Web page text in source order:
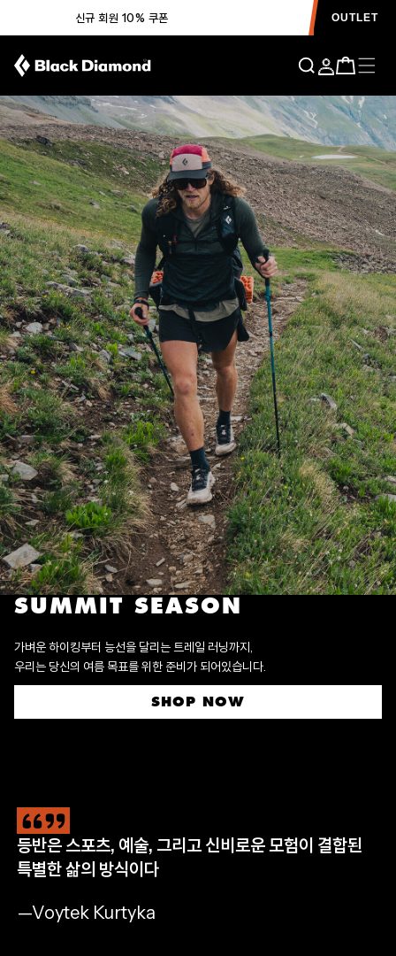
신규 회원 10% 쿠폰 OUTLET
SUMMIT SEASON
가벼운 하이킹부터 능선을 달리는 트레일 러닝까지,
우리는 당신의 여름 목표를 위한 준비가 되어있습니다.
SHOP NOW
등반은 스포츠, 예술, 그리고 신비로운 모험이 결합된
특별한 삶의 방식이다
—Voytek Kurtyka
CLIMB
완등을 위한 필수 장비
SHOP NOW
HIKE
자연으로 나아갈 완벽한 준비
SHOP NOW
RUN
멈추지 않는 산악 트레일 러닝
SHOP NOW
APPAREL
모든 아웃도어 모험을 위해
SHOP MEN'S